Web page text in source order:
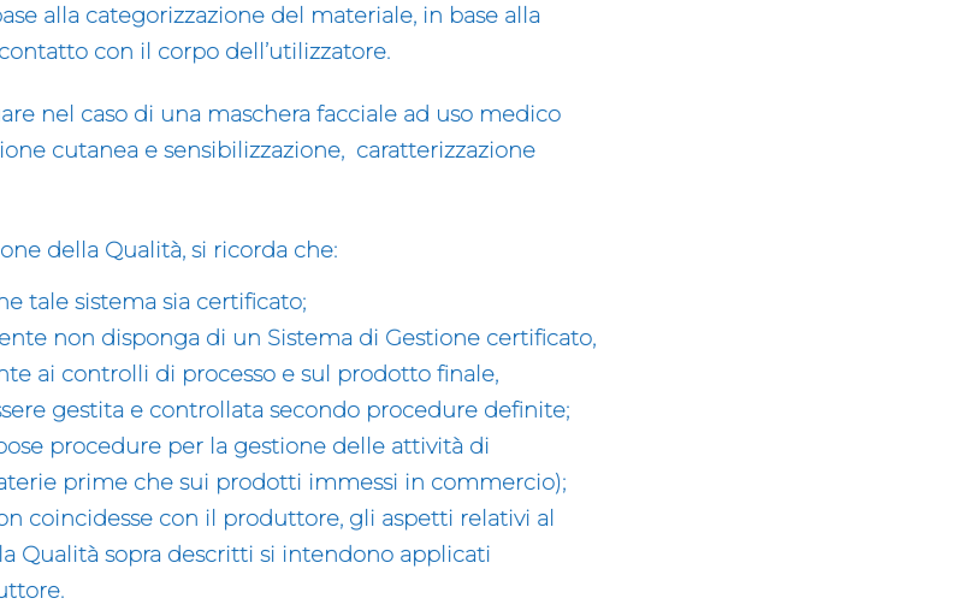
alla categorizzazione del materiale, in base alla
con il corpo dell’utilizzatore.
nel caso di una maschera facciale ad uso medico
cutanea e sensibilizzazione, caratterizzazione
della Qualità, si ricorda che:
tale sistema sia certificato;
non disponga di un Sistema di Gestione certificato,
ai controlli di processo e sul prodotto finale,
gestita e controllata secondo procedure definite;
procedure per la gestione delle attività di
prime che sui prodotti immessi in commercio);
coincidesse con il produttore, gli aspetti relativi al
Qualità sopra descritti si intendono applicati